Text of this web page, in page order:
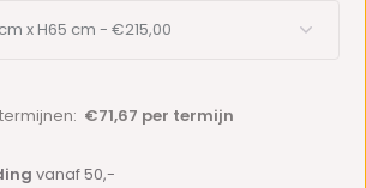
€71,67 per termijn
vanaf 50,-